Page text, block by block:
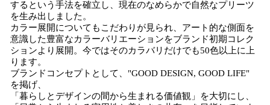
するという手法を確立し、現在のなめらかで自然なプリーツ
を生み出しました。
カラー展開についてもこだわりが見られ、アート的な側面を
意識した豊富なカラーバリエーションをブランド初期コレク
ションより展開。今ではそのカラバリだけでも50色以上に上
ります。
ブランドコンセプトとして、"GOOD DESIGN, GOOD LIFE"
を掲げ、
「暮らしとデザインの間から生まれる価値観」を大切にし、